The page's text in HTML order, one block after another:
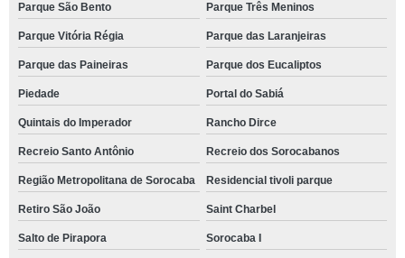
Parque São Bento Parque Três Meninos
Parque Vitória Régia Parque das Laranjeiras
Parque das Paineiras Parque dos Eucaliptos
Piedade Portal do Sabiá
Quintais do Imperador Rancho Dirce
Recreio Santo Antônio Recreio dos Sorocabanos
Região Metropolitana de Sorocaba Residencial tivoli parque
Retiro São João Saint Charbel
Salto de Pirapora Sorocaba I